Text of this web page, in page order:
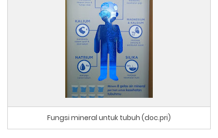
Fungsi mineral untuk tubuh (doc.pri)